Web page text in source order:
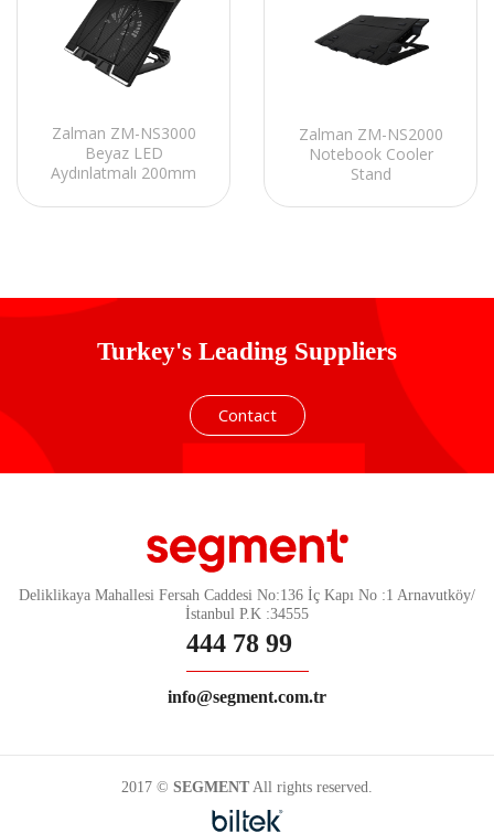
Zalman ZM-NS3000
Beyaz LED
Aydınlatmalı 200mm
Soğutucu Stand
Zalman ZM-NS2000
Notebook Cooler
Stand
Turkey's Leading Suppliers
Contact
Deliklikaya Mahallesi Fersah Caddesi No:136 İç Kapı No :1 Arnavutköy/
İstanbul P.K :34555
444 78 99
info@segment.com.tr
2017 © SEGMENT All rights reserved.